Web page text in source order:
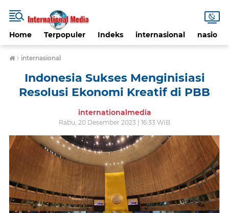
Home Terpopuler Indeks internasional nasional
› internasional
Indonesia Sukses Menginisiasi
Resolusi Ekonomi Kreatif di PBB
internationalmedia
Rabu, 20 Desember 2023 | 16:33 WIB